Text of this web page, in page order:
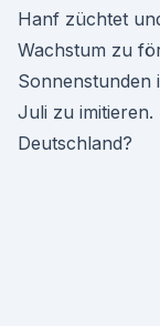
Hanf züchtet
Wachstum zu
Sonnenstunden
Juli zu
Deutschland?